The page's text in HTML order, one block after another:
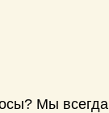
Мы